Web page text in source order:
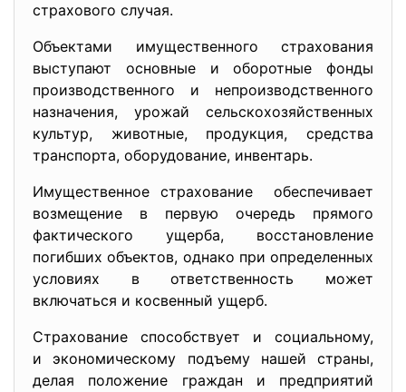
страхового случая.
Объектами имущественного страхования
выступают основные и оборотные фонды
производственного и непроизводственного
назначения, урожай сельскохозяйственных
культур, животные, продукция, средства
транспорта, оборудование, инвентарь.
Имущественное страхование обеспечивает
возмещение в первую очередь прямого
фактического ущерба, восстановление
погибших объектов, однако при определенных
условиях в ответственность может
включаться и косвенный ущерб.
Страхование способствует и социальному,
и экономическому подъему нашей страны,
делая положение граждан и предприятий